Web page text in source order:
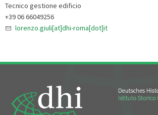
Tecnico gestione edificio
+39 06 66049256
lorenzo.giuli[at]dhi-roma[dot]it